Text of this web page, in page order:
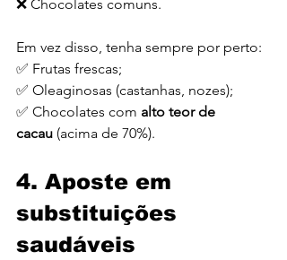
❌ Chocolates comuns.
Em vez disso, tenha sempre por perto:
✅ Frutas frescas;
✅ Oleaginosas (castanhas, nozes);
✅ Chocolates com alto teor de
cacau (acima de 70%).
4. Aposte em
substituições
saudáveis